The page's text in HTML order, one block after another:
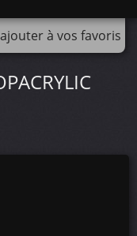
ajouter à vos favoris